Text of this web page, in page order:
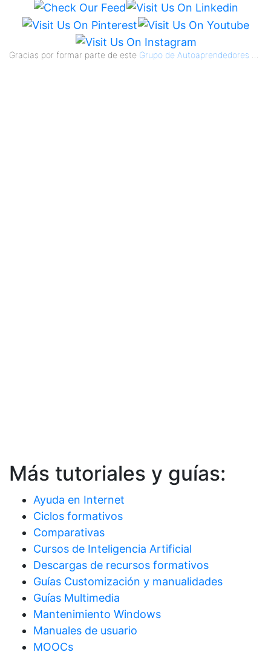
Gracias por formar parte de este Grupo de Autoaprendedores ...
Más tutoriales y guías:
Ayuda en Internet
Ciclos formativos
Comparativas
Cursos de Inteligencia Artificial
Descargas de recursos formativos
Guías Customización y manualidades
Guías Multimedia
Mantenimiento Windows
Manuales de usuario
MOOCs